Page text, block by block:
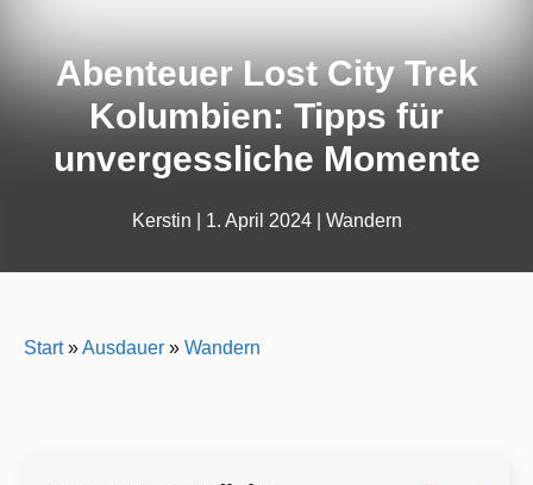
Abenteuer Lost City Trek
Kolumbien: Tipps für
unvergessliche Momente
Kerstin 1. April 2024| Wandern
Start»Ausdauer » Wandern